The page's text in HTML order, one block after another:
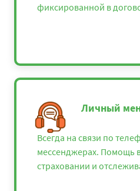
фиксированной в
Личный
Всегда на связи по
мессенджерах. Помощь
страховании и